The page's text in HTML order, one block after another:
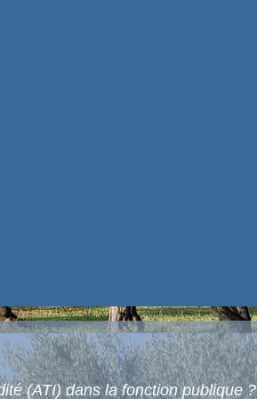
(ATI) dans la fonction publique ?